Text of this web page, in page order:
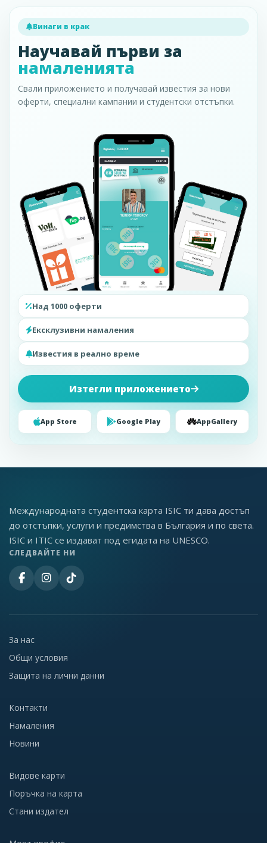
Винаги в крак
Научавай първи за
намаленията
Свали приложението и получавай известия за нови
оферти, специални кампании и студентски отстъпки.
Над 1000 оферти
Ексклузивни намаления
Известия в реално време
Изтегли приложението
App Store Google Play AppGallery
Международната студентска карта ISIC ти дава достъп
до отстъпки, услуги и предимства в България и по света.
ISIC и ITIC се издават под егидата на UNESCO.
СЛЕДВАЙТЕ НИ
За нас
Общи условия
Защита на лични данни
Контакти
Намаления
Новини
Видове карти
Поръчка на карта
Стани издател